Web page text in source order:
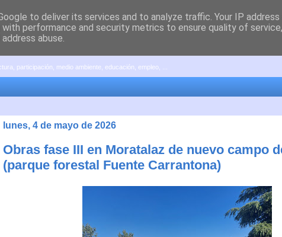
participación, medio ambiente, educación, empleo, ...
lunes, 4 de mayo de 2026
Obras fase III en Moratalaz de nuevo campo
(parque forestal Fuente Carrantona)
to deliver its services and to analyze traffic. Your IP address
with performance and security metrics to ensure quality of
abuse.